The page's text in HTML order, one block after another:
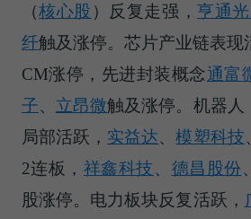
（核心股 ） 反复走强，亨通
纤触及涨停。芯片产业链表现
CM涨停，先进封装概念通富
子、 立昂微触及涨停。 机器人
局部活跃， 实益达、模塑科技
2连板， 祥鑫科技、 德昌股份、
股涨停。电力板块反复活跃，